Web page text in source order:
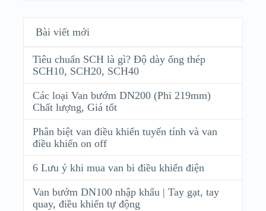
Bài viết mới
Tiêu chuẩn SCH là gì? Độ dày ống thép
SCH10, SCH20, SCH40
Các loại Van bướm DN200 (Phi 219mm)
Chất lượng, Giá tốt
Phân biệt van điều khiển tuyến tính và van
điều khiển on off
6 Lưu ý khi mua van bi điều khiển điện
Van bướm DN100 nhập khẩu | Tay gạt, tay
quay, điều khiển tự động